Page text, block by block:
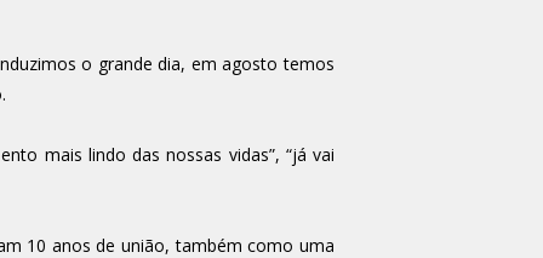
o grande dia, em agosto temos
mais lindo das nossas vidas”, “já vai
10 anos de união, também como uma